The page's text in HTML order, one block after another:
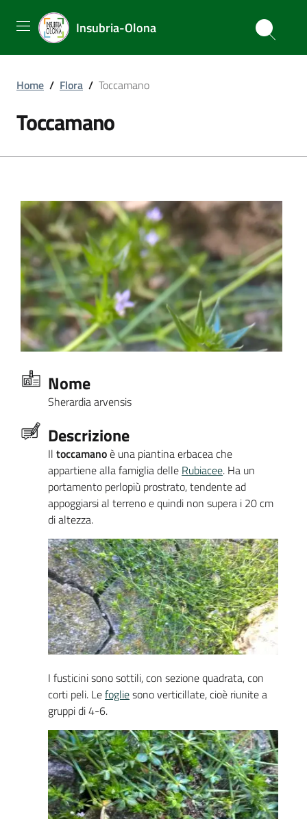
Insubria-Olona
Home / Flora / Toccamano
Toccamano
Nome
Sherardia arvensis
Descrizione
Il toccamanoè una piantina erbacea che
appartiene alla famiglia delle Rubiacee. Ha un
portamento perlopiù prostrato, tendente ad
appoggiarsi al terreno e quindi non supera i 20 cm
di altezza.
I fusticini sono sottili, con sezione quadrata, con
corti peli. Lefogliesono verticillate, cioè riunite a
gruppi di 4-6.